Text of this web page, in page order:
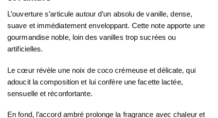
L’ouverture s’articule autour d’un absolu de vanille, dense,
suave et immédiatement enveloppant. Cette note apporte une
gourmandise noble, loin des vanilles trop sucrées ou
artificielles.
Le cœur révèle une noix de coco crémeuse et délicate, qui
adoucit la composition et lui confère une facette lactée,
sensuelle et réconfortante.
En fond, l’accord ambré prolonge la fragrance avec chaleur et